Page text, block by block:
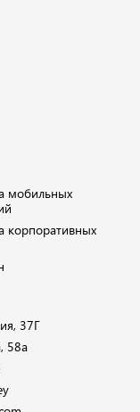
мобильных
корпоративных
37Г
58а